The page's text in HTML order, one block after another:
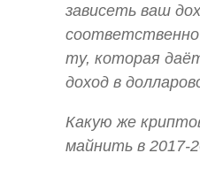
зависеть ваш
ту, которая
доход в
Какую же
майнить в 2017-